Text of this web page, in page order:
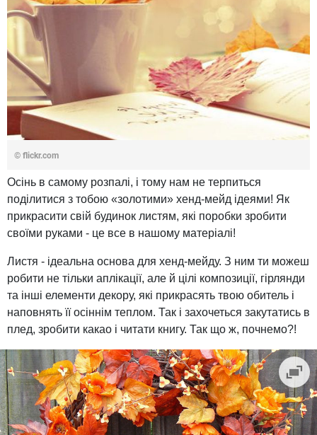
© flickr.com
Осінь в самому розпалі, і тому нам не терпиться
поділитися з тобою «золотими» хенд-мейд ідеями! Як
прикрасити свій будинок листям, які поробки зробити
своїми руками - це все в нашому матеріалі!
Листя - ідеальна основа для хенд-мейду. З ним ти можеш
робити не тільки аплікації, але й цілі композиції, гірлянди
та інші елементи декору, які прикрасять твою обитель і
наповнять її осіннім теплом. Так і захочеться закутатись в
плед, зробити какао і читати книгу. Так що ж, почнемо?!